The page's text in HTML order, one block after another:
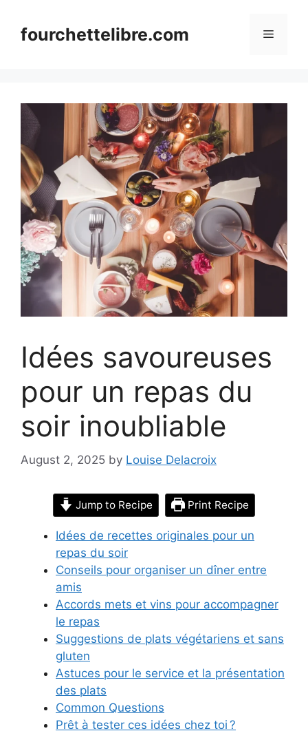
contentfourchettelibre.com Menu
Idées savoureuses
pour un repas du
soir inoubliable
August 2, 2025 by Louise Delacroix
Jump to Recipe Print Recipe
Idées de recettes originales pour un
repas du soir
Conseils pour organiser un dîner entre
amis
Accords mets et vins pour accompagner
le repas
Suggestions de plats végétariens et sans
gluten
Astuces pour le service et la présentation
des plats
Common Questions
Prêt à tester ces idées chez toi ?